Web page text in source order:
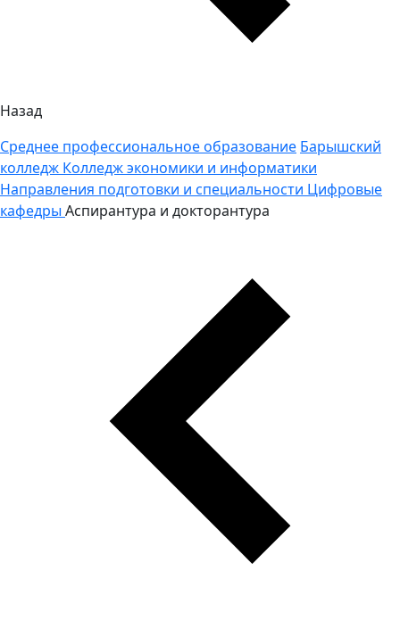
Назад
Среднее профессиональное образование Барышский
колледж Колледж экономики и информатики
Направления подготовки и специальности Цифровые
кафедры Аспирантура и докторантура